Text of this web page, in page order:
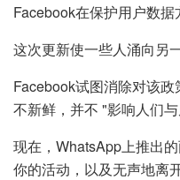
Facebook在保护用户数据
这次更新使一些人涌向另
Facebook试图消除对该
不新鲜，并不 "影响人们
现在，WhatsApp上推出
你的活动，以及无声地离